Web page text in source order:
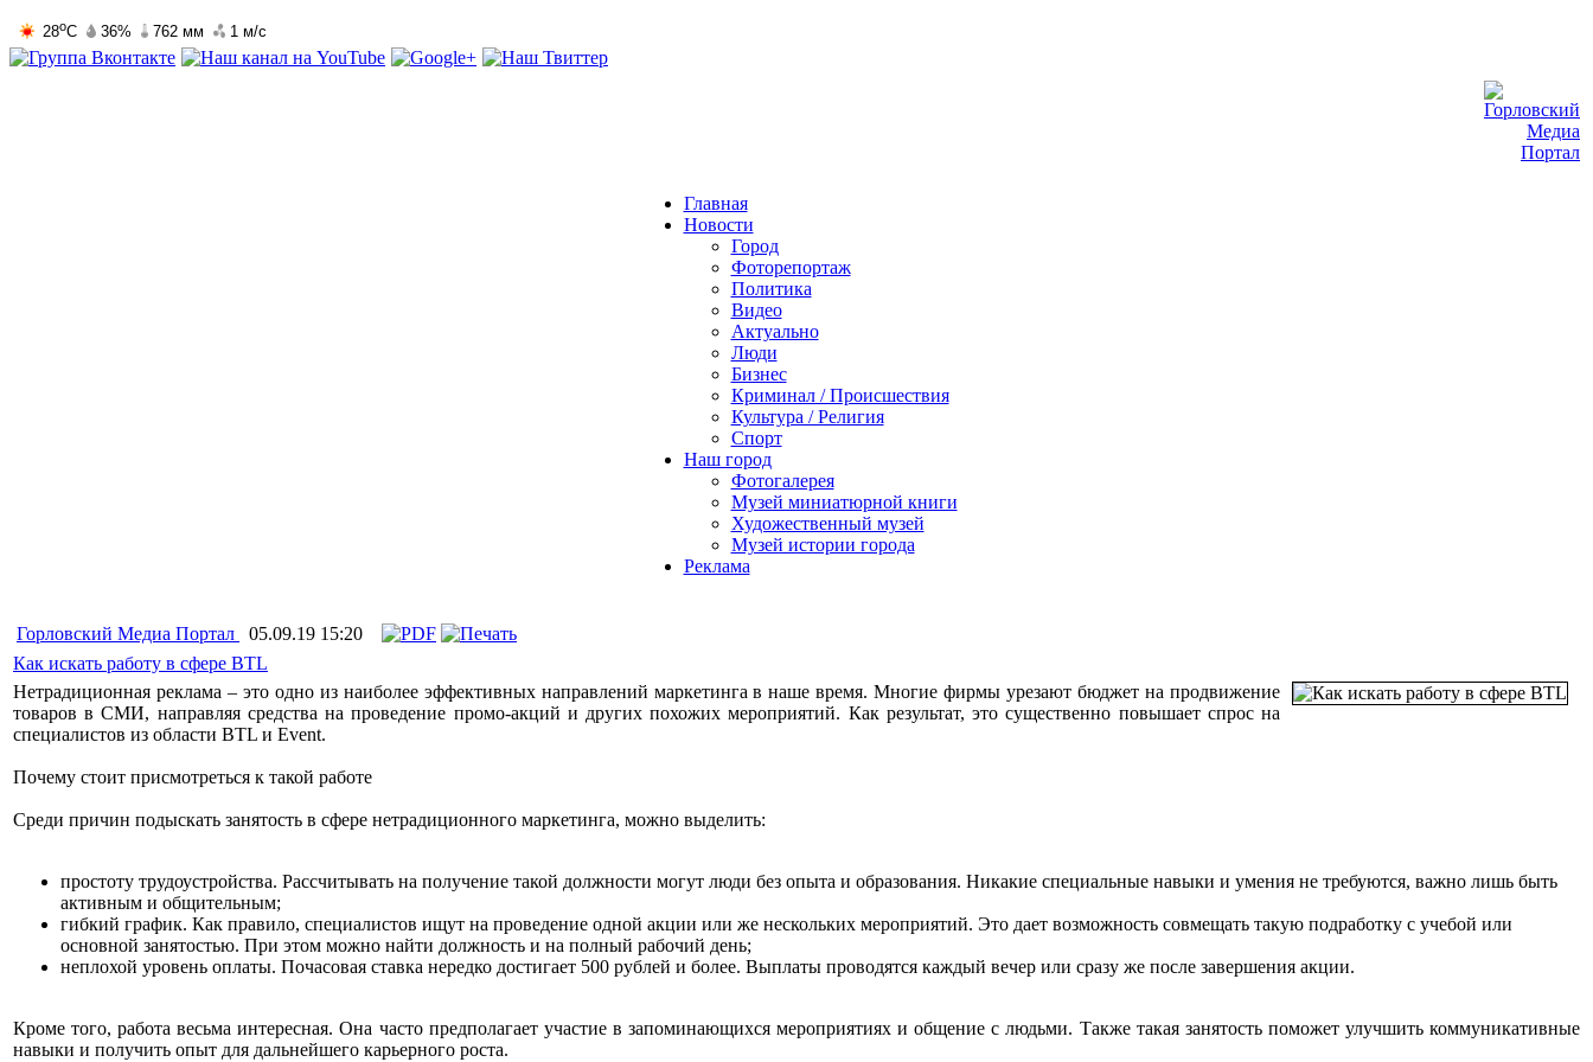
Главная
Новости
Город
Фоторепортаж
Политика
Видео
Актуально
Люди
Бизнес
Криминал / Происшествия
Культура / Религия
Спорт
Наш город
Фотогалерея
Музей миниатюрной книги
Художественный музей
Музей истории города
Реклама
Горловский Медиа Портал
05.09.19 15:20
Как искать работу в сфере BTL
Нетрадиционная реклама – это одно из наиболее эффективных направлений маркетинга в наше время. Многие фирмы урезают бюджет на продвижение
товаров в СМИ, направляя средства на проведение промо-акций и других похожих мероприятий. Как результат, это существенно повышает спрос на
специалистов из области BTL и Event.
Почему стоит присмотреться к такой работе
Среди причин подыскать занятость в сфере нетрадиционного маркетинга, можно выделить:
простоту трудоустройства. Рассчитывать на получение такой должности могут люди без опыта и образования. Никакие специальные навыки и умения не требуются, важно лишь быть
активным и общительным;
гибкий график. Как правило, специалистов ищут на проведение одной акции или же нескольких мероприятий. Это дает возможность совмещать такую подработку с учебой или
основной занятостью. При этом можно найти должность и на полный рабочий день;
неплохой уровень оплаты. Почасовая ставка нередко достигает 500 рублей и более. Выплаты проводятся каждый вечер или сразу же после завершения акции.
Кроме того, работа весьма интересная. Она часто предполагает участие в запоминающихся мероприятиях и общение с людьми. Также такая занятость поможет улучшить коммуникативные
навыки и получить опыт для дальнейшего карьерного роста.